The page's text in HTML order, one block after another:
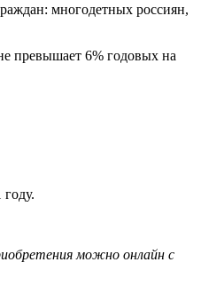
многодетных россиян,
превышает 6% годовых на
году.
можно онлайн с